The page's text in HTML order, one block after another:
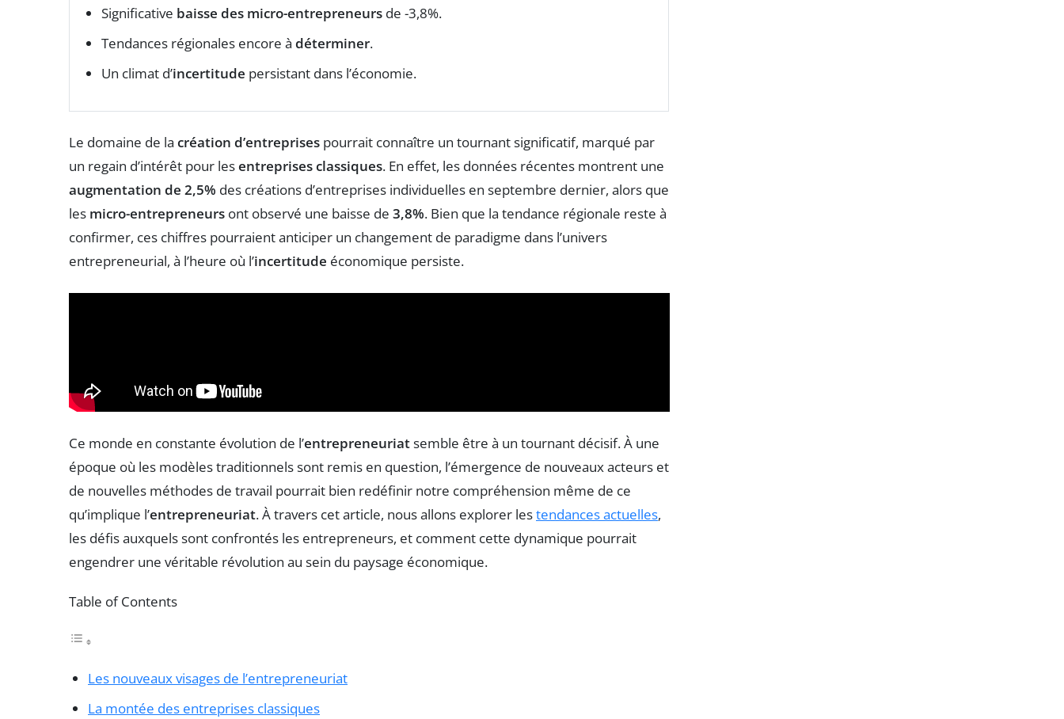
Significative baisse des micro-entrepreneurs de -3,8%.
Tendances régionales encore à déterminer.
Un climat d’incertitude persistant dans l’économie.
Le domaine de la création d’entreprises pourrait connaître un tournant significatif, marqué par
un regain d’intérêt pour lesentreprises classiques. En effet, les données récentes montrent une
augmentation de 2,5% des créations d’entreprises individuelles en septembre dernier, alors que
les micro-entrepreneurs ont observé une baisse de 3,8%. Bien que la tendance régionale reste à
confirmer, ces chiffres pourraient anticiper un changement de paradigme dans l’univers
entrepreneurial, à l’heure où l’incertitude économique persiste.
Ce monde en constante évolution de l’entrepreneuriatsemble être à un tournant décisif. À une
époque où les modèles traditionnels sont remis en question, l’émergence de nouveaux acteurs et
de nouvelles méthodes de travail pourrait bien redéfinir notre compréhension même de ce
qu’implique l’entrepreneuriat. À travers cet article, nous allons explorer lestendances actuelles,
les défis auxquels sont confrontés les entrepreneurs, et comment cette dynamique pourrait
engendrer une véritable révolution au sein du paysage économique.
Table of Contents
Les nouveaux visages de l’entrepreneuriat
La montée des entreprises classiques